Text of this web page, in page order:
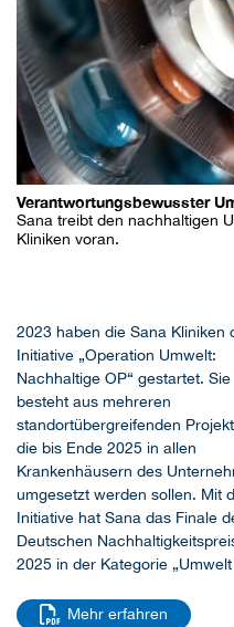
Verantwortungsbewusster
Sana treibt den nachhaltigen
Kliniken voran.
2023 haben die Sana Kliniken
Initiative „Operation Umwelt:
Nachhaltige OP“ gestartet. Sie
besteht aus mehreren
standortübergreifenden
die bis Ende 2025 in allen
Krankenhäusern des
umgesetzt werden sollen. Mit
Initiative hat Sana das Finale
Deutschen
2025 in der Kategorie
Mehr erfahren